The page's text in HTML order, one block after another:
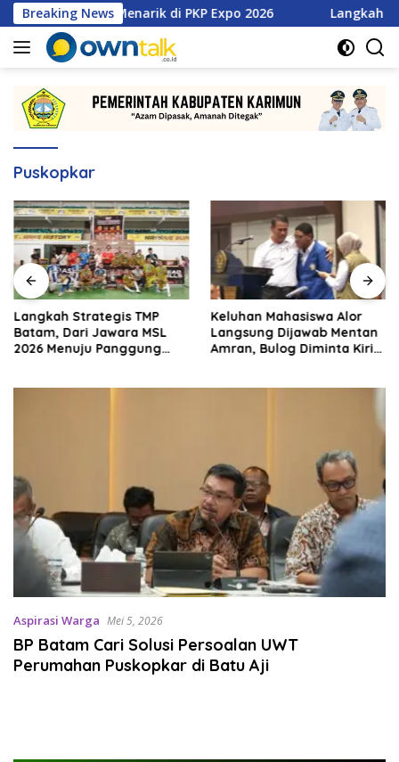
Langsung
ke
konten
Breaking News
Menarik di PKP Expo 2026 Langkah Strategis
Puskopkar
Langkah Strategis TMP
Batam, Dari Jawara MSL
2026 Menuju Panggung
Keluhan Mahasiswa Alor
Langsung Dijawab Mentan
Amran, Bulog Diminta Kirim
Aspirasi Warga Mei 5, 2026
BP Batam Cari Solusi Persoalan UWT
Perumahan Puskopkar di Batu Aji